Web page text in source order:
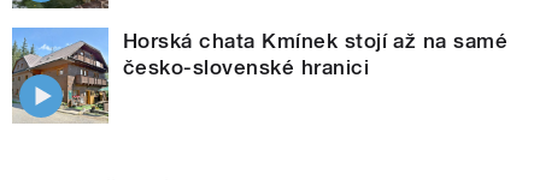
Horská chata Kmínek stojí až na samé
česko-slovenské hranici